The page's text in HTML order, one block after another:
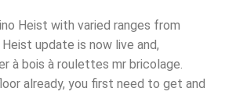
Heist with varied ranges from
update is now live and,
à bois à roulettes mr bricolage.
already, you first need to get and